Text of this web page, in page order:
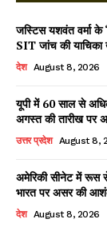
X
जस्टिस यशवंत वर्मा के
SIT जांच की याचिका
देश August 8, 2026
यूपी में 60 साल से
अगस्त की तारीख पर
उत्तर प्रदेश August 8,
अमेरिकी सीनेट में रूस
भारत पर असर की
देश August 8, 2026